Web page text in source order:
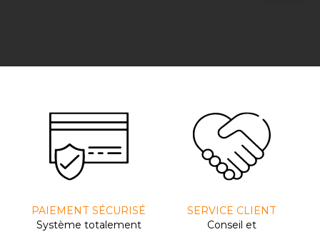
PAIEMENT SÉCURISÉ
Système totalement
SERVICE CLIENT
Conseil et